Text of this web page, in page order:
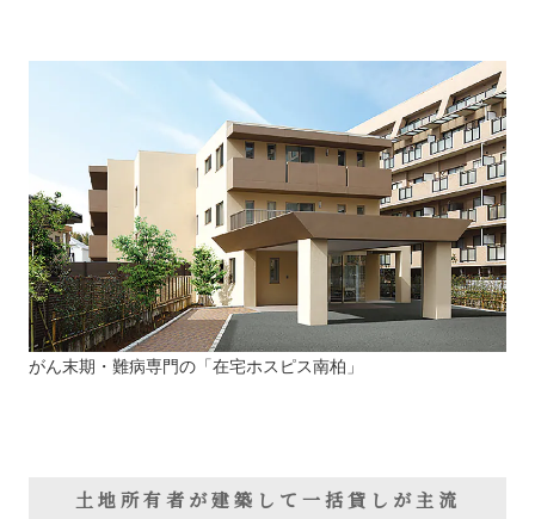
がん末期・難病専門の「在宅ホスピス南柏」
土地所有者が建築して一括貸しが主流